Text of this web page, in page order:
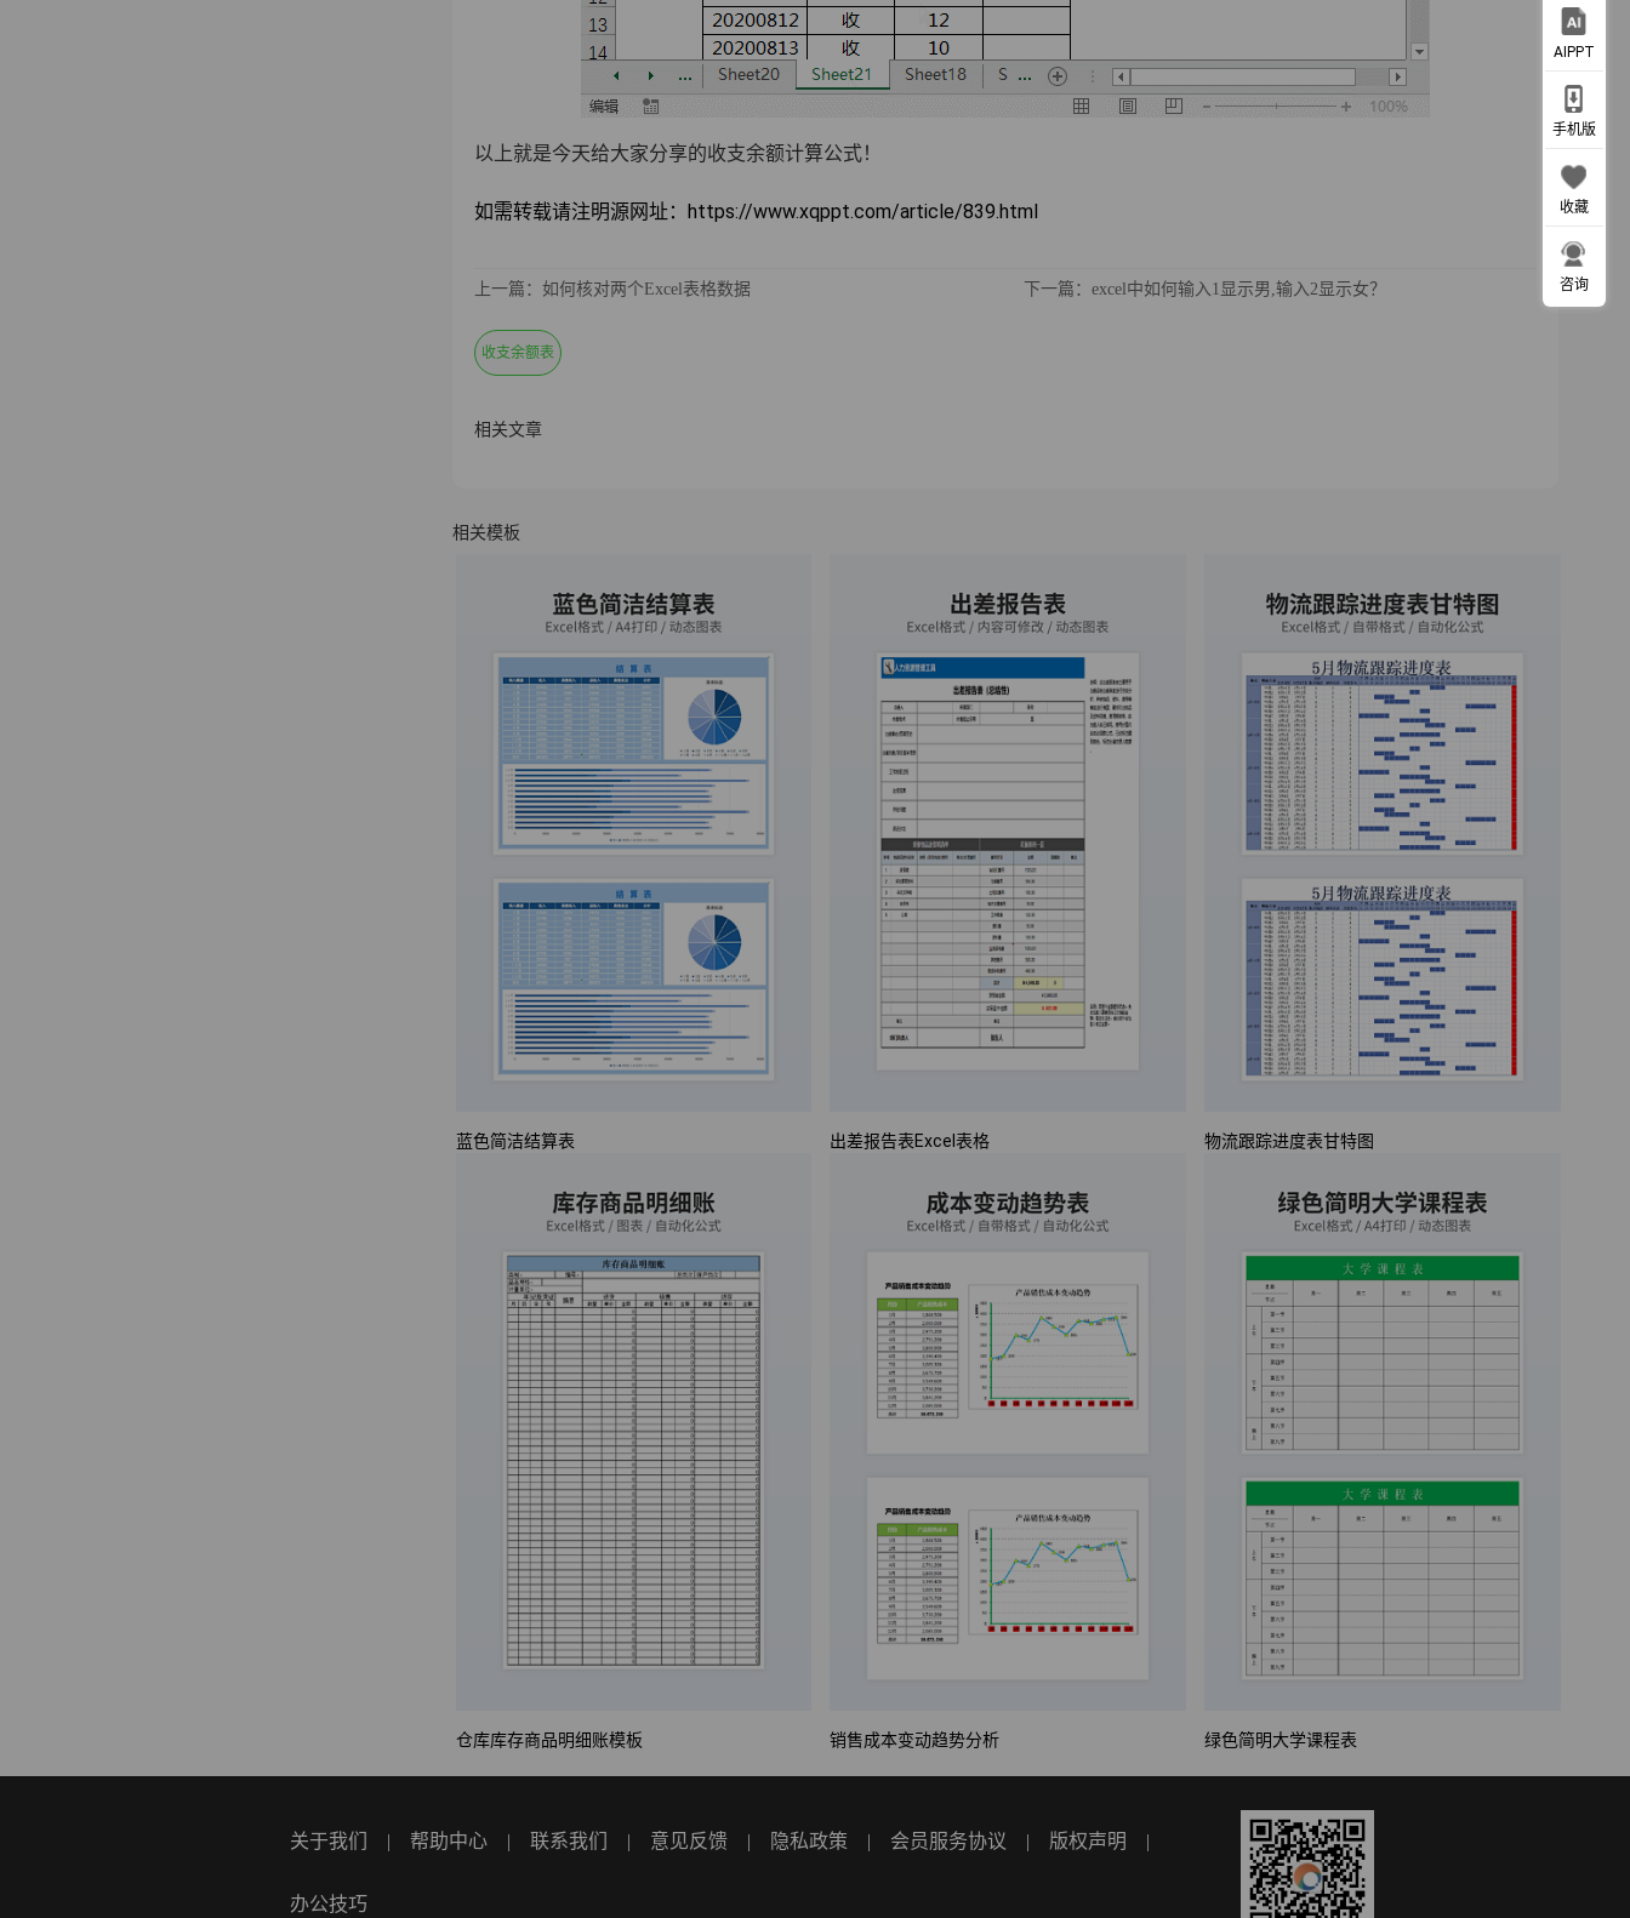
以上就是今天给大家分享的收支余额计算公式！
如需转载请注明源网址：https://www.xqppt.com/article/839.html
上一篇：如何核对两个Excel表格数据 下一篇：excel中如何输入1显示男,输入2显示女？
收支余额表
相关文章
相关模板
蓝色简洁结算表 出差报告表Excel表格 物流跟踪进度表甘特图
仓库库存商品明细账模板 销售成本变动趋势分析 绿色简明大学课程表
AIPPT
手机版
收藏
咨询
关于我们 | 帮助中心 | 联系我们 | 意见反馈 | 隐私政策 | 会员服务协议 | 版权声明 |
办公技巧